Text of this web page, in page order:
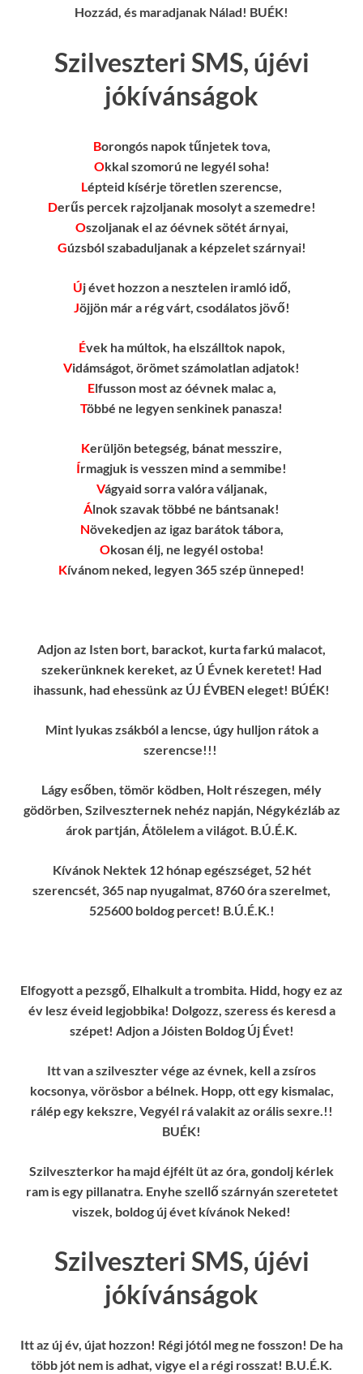
Hozzád, és maradjanak Nálad! BUÉK!
Szilveszteri SMS, újévi
jókívánságok
Borongós napok tűnjetek tova,
Okkal szomorú ne legyél soha!
L épteid kísérje töretlen szerencse,
Derűs percek rajzoljanak mosolyt a szemedre!
Oszoljanak el az óévnek sötét árnyai,
Gúzsból szabaduljanak a képzelet szárnyai!
Új évet hozzon a nesztelen iramló idő,
Jöjjön már a rég várt, csodálatos jövő!
Évek ha múltok, ha elszálltok napok,
Vidámságot, örömet számolatlan adjatok!
Elfusson most az óévnek malac a,
Többé ne legyen senkinek panasza!
Kerüljön betegség, bánat messzire,
Írmagjuk is vesszen mind a semmibe!
Vágyaid sorra valóra váljanak,
Álnok szavak többé ne bántsanak!
Növekedjen az igaz barátok tábora,
Okosan élj, ne legyél ostoba!
Kívánom neked, legyen 365 szép ünneped!
Adjon az Isten bort, barackot, kurta farkú malacot,
szekerünknek kereket, az Ú Évnek keretet! Had
ihassunk, had ehessünk az ÚJ ÉVBEN eleget! BÚÉK!
Mint lyukas zsákból a lencse, úgy hulljon rátok a
szerencse!!!
Lágy esőben, tömör ködben, Holt részegen, mély
gödörben, Szilveszternek nehéz napján, Négykézláb az
árok partján, Átölelem a világot. B.Ú.É.K.
Kívánok Nektek 12 hónap egészséget, 52 hét
szerencsét, 365 nap nyugalmat, 8760 óra szerelmet,
525600 boldog percet! B.Ú.É.K.!
Elfogyott a pezsgő, Elhalkult a trombita. Hidd, hogy ez az
év lesz éveid legjobbika! Dolgozz, szeress és keresd a
szépet! Adjon a Jóisten Boldog Új Évet!
Itt van a szilveszter vége az évnek, kell a zsíros
kocsonya, vörösbor a bélnek. Hopp, ott egy kismalac,
rálép egy kekszre, Vegyél rá valakit az orális sexre.!!
BUÉK!
Szilveszterkor ha majd éjfélt üt az óra, gondolj kérlek
ram is egy pillanatra. Enyhe szellő szárnyán szeretetet
viszek, boldog új évet kívánok Neked!
Szilveszteri SMS, újévi
jókívánságok
Itt az új év, újat hozzon! Régi jótól meg ne fosszon! De ha
több jót nem is adhat, vigye el a régi rosszat! B.U.É.K.